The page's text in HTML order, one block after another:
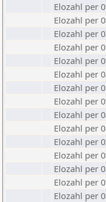
Elozahl per
Elozahl per
Elozahl per
Elozahl per
Elozahl per
Elozahl per
Elozahl per
Elozahl per
Elozahl per
Elozahl per
Elozahl per
Elozahl per
Elozahl per
Elozahl per
Elozahl per